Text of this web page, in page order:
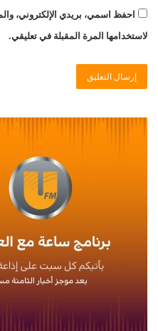
احفظ اسمي، بريدي الإلكتروني،
لاستخدامها المرة المقبلة في تعليقي.